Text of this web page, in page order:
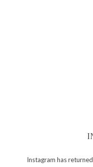
Instagram has